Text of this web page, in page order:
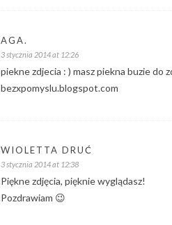
AGA.
3 stycznia 2014 at 12:26
piekne zdjecia : ) masz piekna buzie do
bezxpomyslu.blogspot.com
WIOLETTA DRUĆ
3 stycznia 2014 at 12:38
Piękne zdjęcia, pięknie wyglądasz!
Pozdrawiam 😉